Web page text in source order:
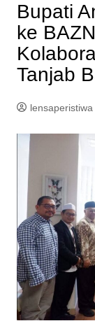
Bupati
ke
Tanjab
lensaperistiwa